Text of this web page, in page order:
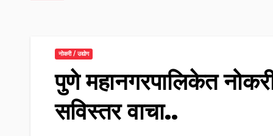
नोकरी / उद्योग
पुणे महानगरपालिकेत
सविस्तर वाचा..